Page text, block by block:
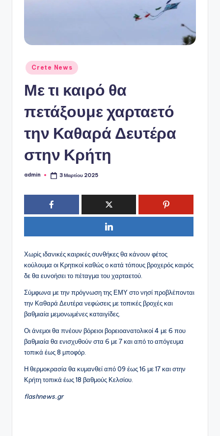
Αναρτήθηκε
σε
Crete News
Με τι καιρό θα
πετάξουμε χαρταετό
την Καθαρά Δευτέρα
στην Κρήτη
Συγγραφέας:
admin 3 Μαρτίου 2025
Χωρίς ιδανικές καιρικές συνθήκες θα κάνουν φέτος
κούλουμα οι Κρητικοί καθώς ο κατά τόπους βροχερός καιρός
δε θα ευνοήσει το πέταγμα του χαρταετού.
Σύμφωνα με την πρόγνωση της ΕΜΥ στο νησί προβλέπονται
την Καθαρά Δευτέρα νεφώσεις με τοπικές βροχές και
βαθμιαία μεμονωμένες καταιγίδες.
Οι άνεμοι θα πνέουν βόρειοι βορειοανατολικοί 4 με 6 που
βαθμιαία θα ενισχυθούν στα 6 με 7 και από το απόγευμα
τοπικά έως 8 μποφόρ.
Η θερμοκρασία θα κυμανθεί από 09 έως 16 με 17 και στην
Κρήτη τοπικά έως 18 βαθμούς Κελσίου.
flashnews.gr